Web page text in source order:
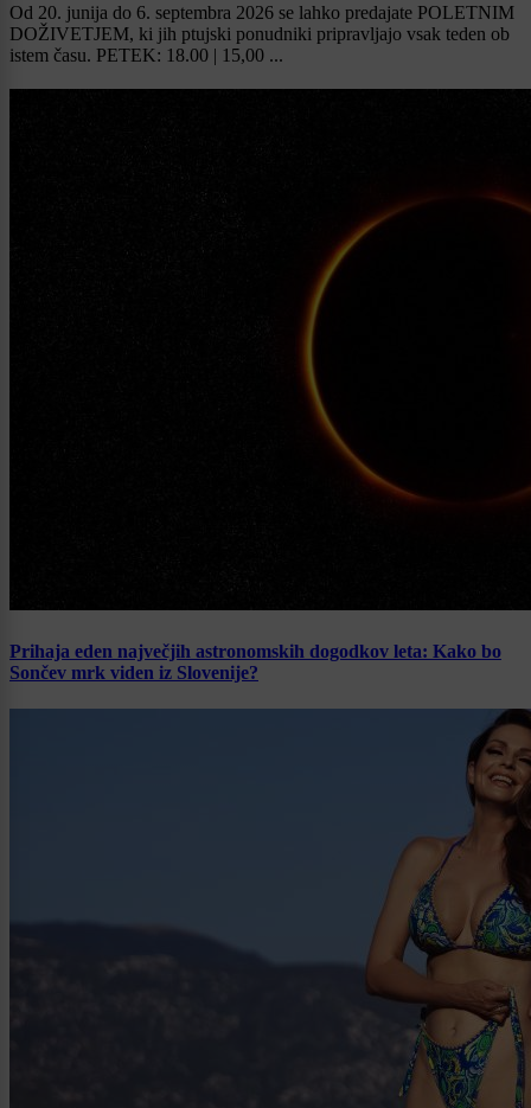
Od 20. junija do 6. septembra 2026 se lahko predajate POLETNIM
DOŽIVETJEM, ki jih ptujski ponudniki pripravljajo vsak teden ob
istem času. PETEK: 18.00 | 15,00 ...
Prihaja eden največjih astronomskih dogodkov leta: Kako bo
Sončev mrk viden iz Slovenije?